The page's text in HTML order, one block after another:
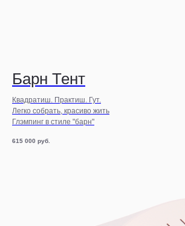
Барн Тент
Квадратиш. Практиш. Гут.
Легко собрать, красиво жить
Глэмпинг в стиле "барн"
615 000 руб.